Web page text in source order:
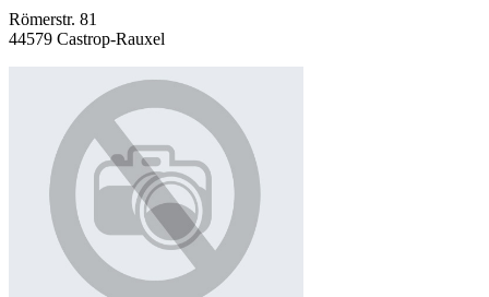
Römerstr. 81
44579 Castrop-Rauxel